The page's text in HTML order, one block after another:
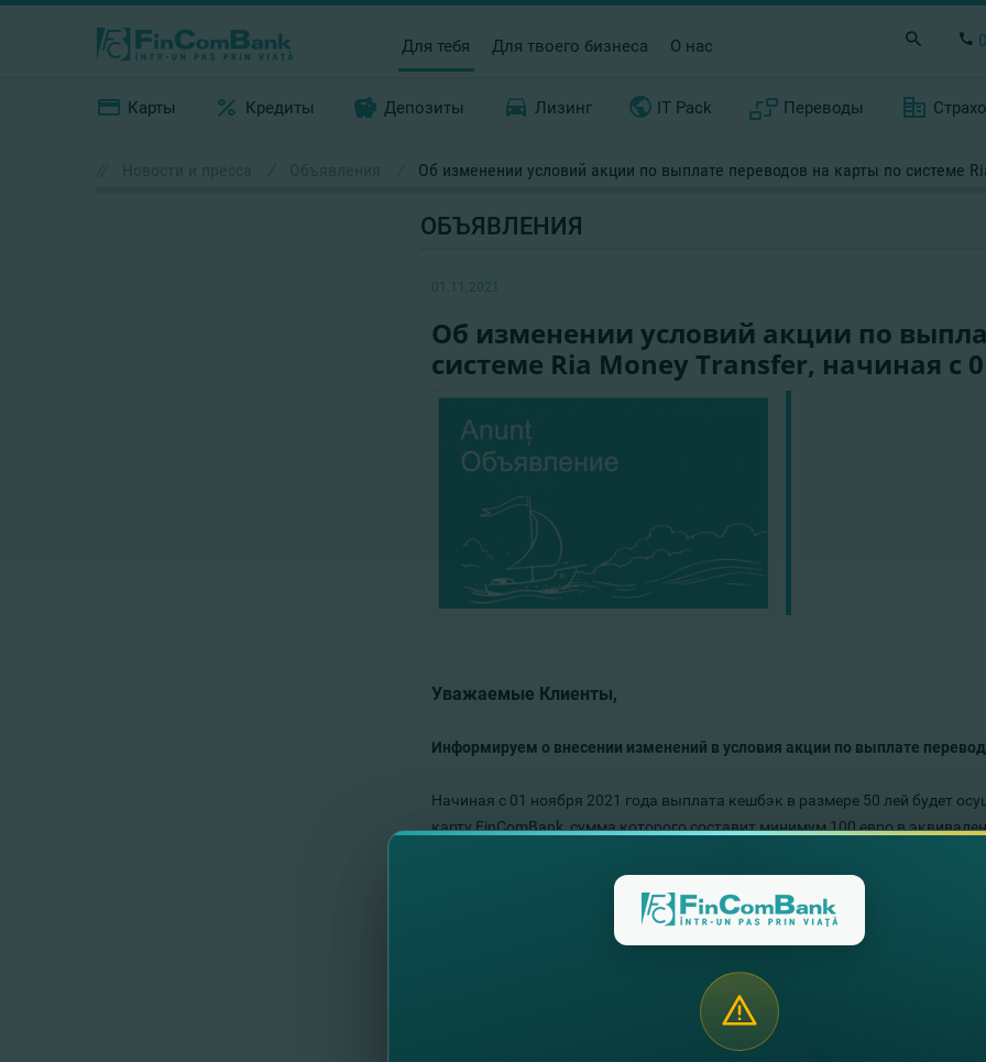
Для тебя Для твоего бизнеса О нас
Карты Кредиты Депозиты Лизинг IT Pack Переводы
Об изменении условий акции по выплате переводов на карты по системе
ОБЪЯВЛЕНИЯ
01.11.2021
Об изменении условий акции по
системе Ria Money Transfer, начиная с
Уважаемые Клиенты,
Информируем о внесении изменений в условия акции по выплате
Начиная с 01 ноября 2021 года выплата кешбэк в размере 50 лей будет
карту FinComBank, сумма которого составит минимум 100 евро в
Подробнее об акции можно узанть ЗДЕСЬ.
С Условиями акции с изменениями от 01 ноября можно ознакомиться
Благодарим за Ваше доверие в использовании продуктов и услуг